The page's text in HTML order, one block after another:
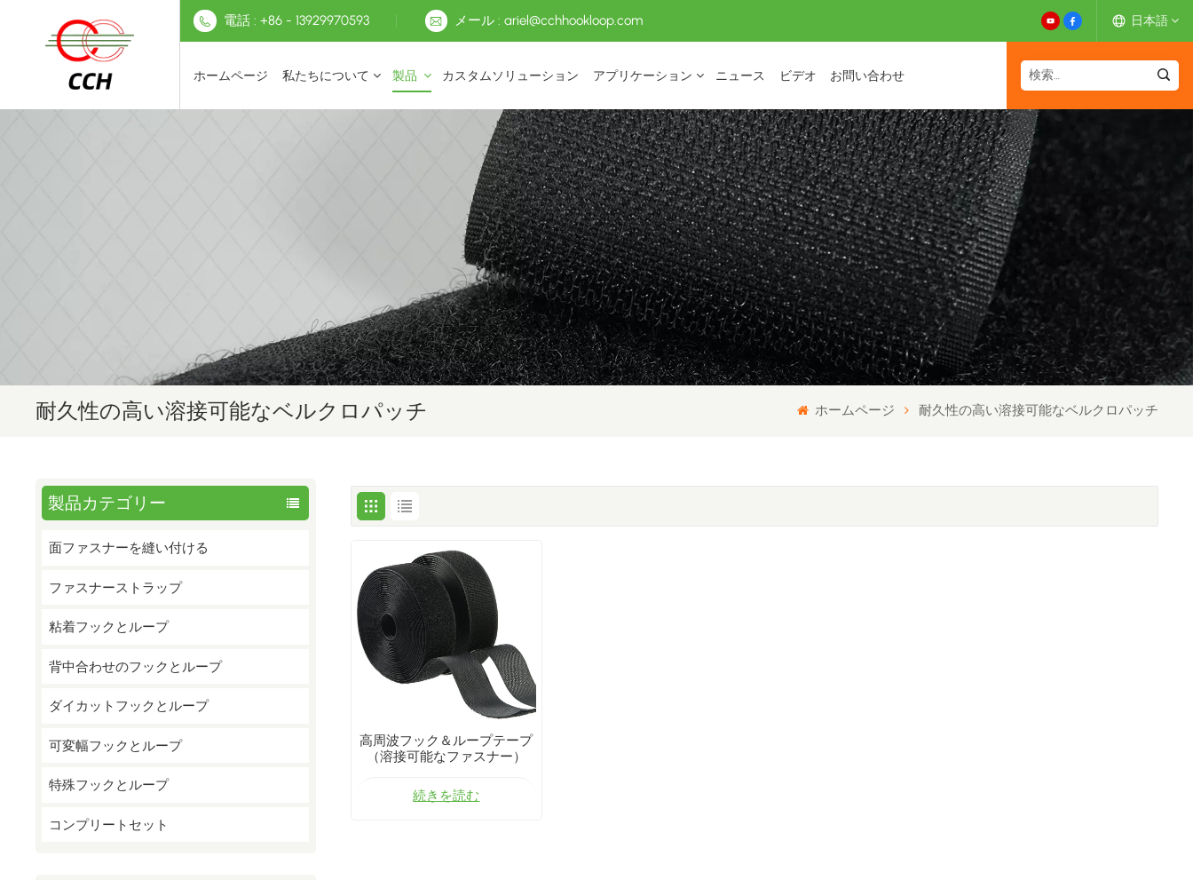
電話 : +86 - 13929970593 メール : ariel@cchhookloop.com 日本語
English
Deutsch
Français
日本語
中文
ホームページ 私たちについて 製品 カスタムソリューション アプリケーション ニュース ビデオ お問い合わせ
耐久性の高い溶接可能なベルクロパッチ ホームページ 耐久性の高い溶接可能なベルクロパッチ
製品カテゴリー
面ファスナーを縫い付ける
ファスナーストラップ
粘着フックとループ
背中合わせのフックとループ
ダイカットフックとループ
可変幅フックとループ
特殊フックとループ
コンプリートセット
高周波フック＆ループテープ
（溶接可能なファスナー）
続きを読む